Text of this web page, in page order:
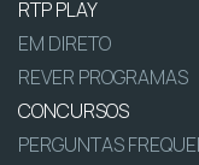
RTP PLAY
EM DIRETO
REVER PROGRAMAS
CONCURSOS
PERGUNTAS